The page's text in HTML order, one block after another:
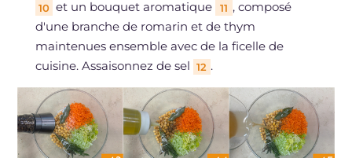
10 et un bouquet aromatique 11 , composé
d'une branche de romarin et de thym
maintenues ensemble avec de la ficelle de
cuisine. Assaisonnez de sel 12 .